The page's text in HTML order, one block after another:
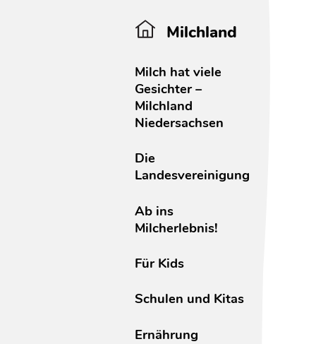
Milchland
Milch hat viele
Gesichter –
Milchland
Niedersachsen
Die
Landesvereinigung
Ab ins
Milcherlebnis!
Für Kids
Schulen und Kitas
Ernährung